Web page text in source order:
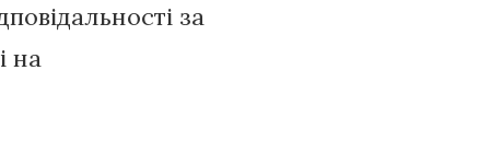
за
на